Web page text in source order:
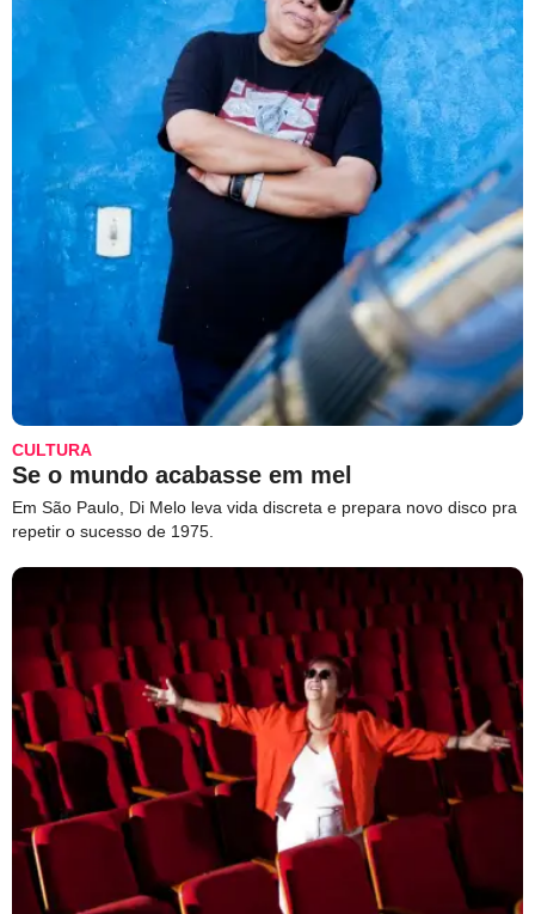
CULTURA
Se o mundo acabasse em mel
Em São Paulo, Di Melo leva vida discreta e prepara novo disco pra
repetir o sucesso de 1975.